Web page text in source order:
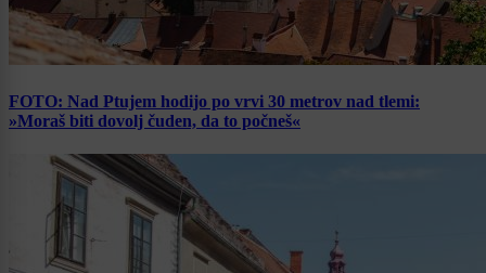
FOTO: Nad Ptujem hodijo po vrvi 30 metrov nad tlemi:
»Moraš biti dovolj čuden, da to počneš«